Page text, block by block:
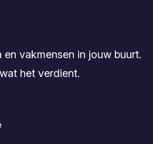
vakmensen in jouw buurt.
het verdient.